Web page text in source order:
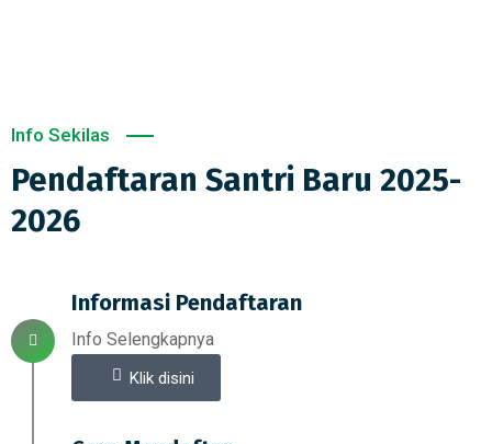
Info Sekilas
Pendaftaran Santri Baru 2025-
2026
Informasi Pendaftaran
Info Selengkapnya
Klik disini